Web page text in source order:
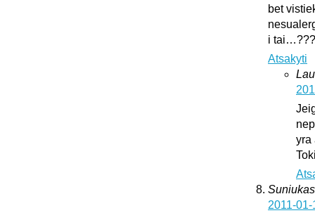
bet
i tai…???
Atsakyti
yra
2011-